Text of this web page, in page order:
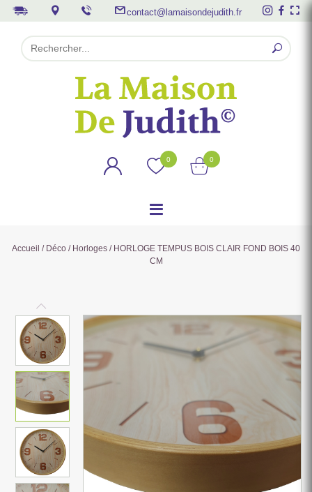
contact@lamaisondejudith.fr
0 0
Accueil / Déco / Horloges / HORLOGE TEMPUS BOIS CLAIR FOND BOIS 40
CM